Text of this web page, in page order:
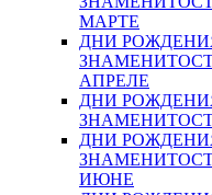
МАРТЕ
ДНИ
АПРЕЛЕ
ДНИ
ДНИ
ИЮНЕ